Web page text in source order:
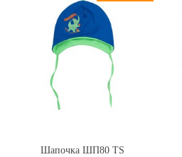
Шапочка ШП80 TS